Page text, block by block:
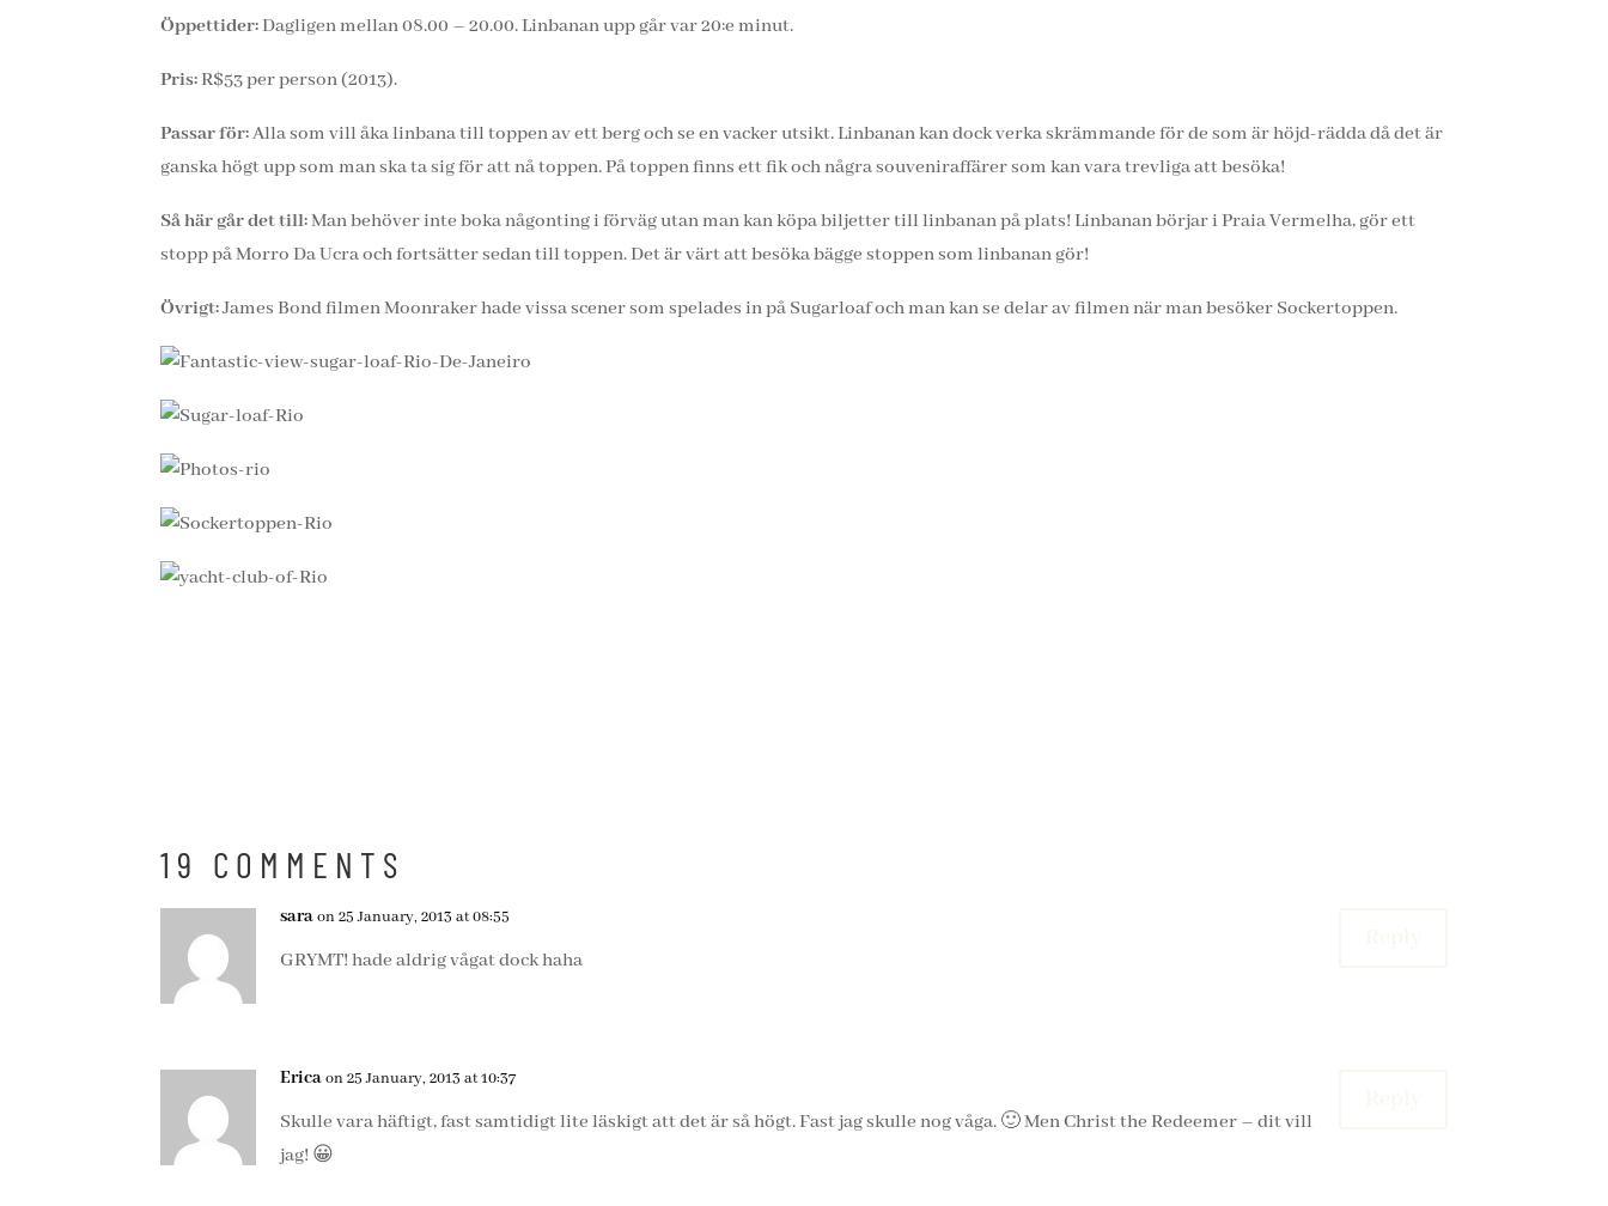
Öppettider:Dagligen mellan 08.00 – 20.00. Linbanan upp går var 20:e minut.
Pris:R$53 per person (2013).
Passar för:Alla som vill åka linbana till toppen av ett berg och se en vacker utsikt. Linbanan kan dock verka skrämmande för de som är höjd-rädda då det är
ganska högt upp som man ska ta sig för att nå toppen. På toppen finns ett fik och några souveniraffärer som kan vara trevliga att besöka!
Så här går det till:Man behöver inte boka någonting i förväg utan man kan köpa biljetter till linbanan på plats! Linbanan börjar i Praia Vermelha, gör ett
stopp på Morro Da Ucra och fortsätter sedan till toppen. Det är värt att besöka bägge stoppen som linbanan gör!
Övrigt:James Bond filmen Moonraker hade vissa scener som spelades in på Sugarloaf och man kan se delar av filmen när man besöker Sockertoppen.
19 COMMENTS
sara on 25 January, 2013 at 08:55
GRYMT! hade aldrig vågat dock haha
Erica on 25 January, 2013 at 10:37
Skulle vara häftigt, fast samtidigt lite läskigt att det är så högt. Fast jag skulle nog våga. 🙂 Men Christ the Redeemer – dit vill
jag! 😀